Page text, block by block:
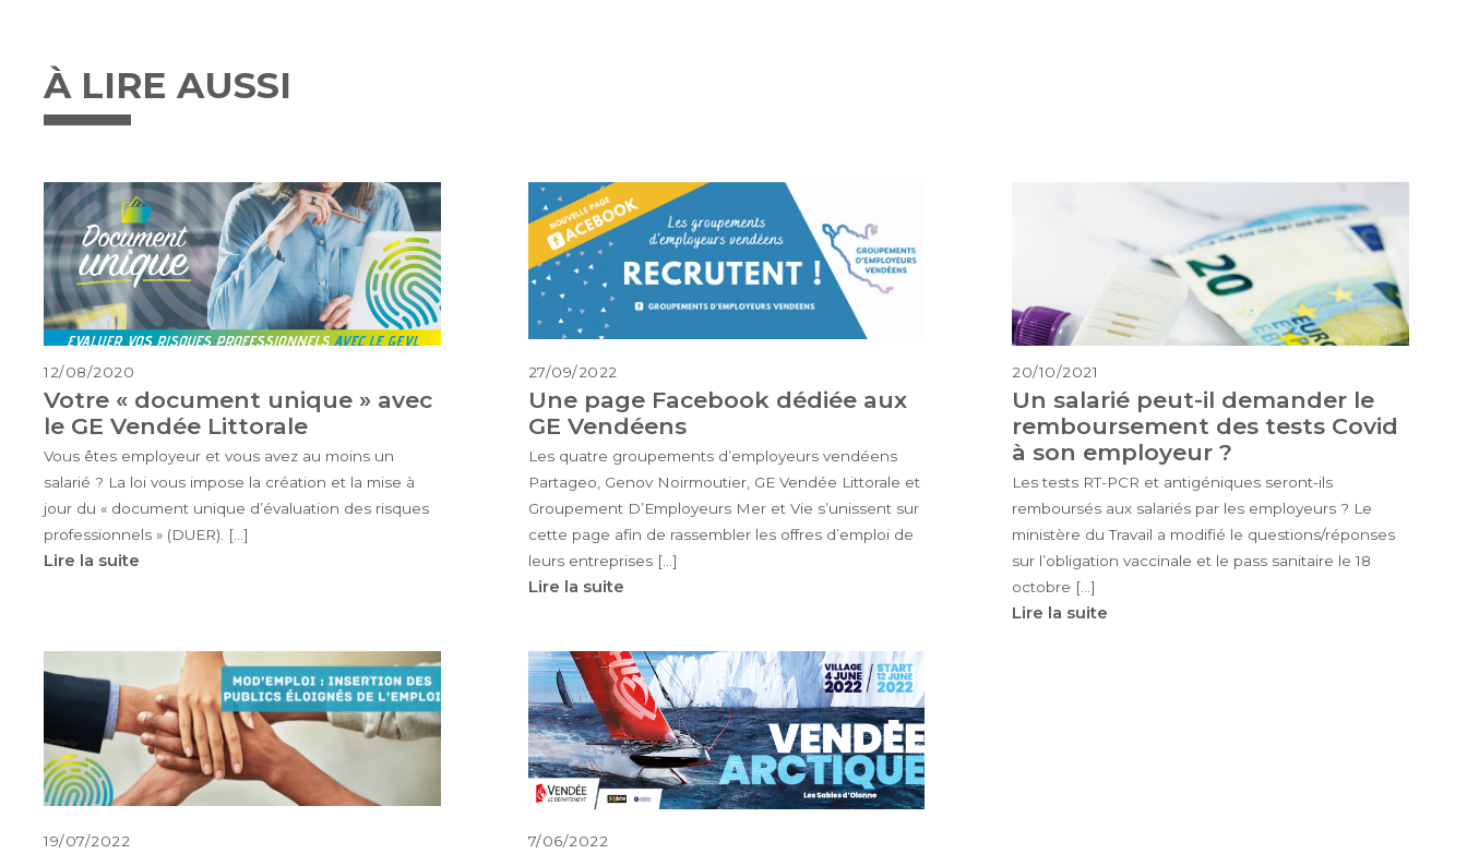
À LIRE AUSSI
12/08/2020
Votre « document unique » avec
le GE Vendée Littorale
Vous êtes employeur et vous avez au moins un
salarié ? La loi vous impose la création et la mise à
jour du « document unique d’évaluation des risques
professionnels » (DUER). […]
Lire la suite
27/09/2022
Une page Facebook dédiée aux
GE Vendéens
Les quatre groupements d’employeurs vendéens
Partageo, Genov Noirmoutier, GE Vendée Littorale et
Groupement D’Employeurs Mer et Vie s’unissent sur
cette page afin de rassembler les offres d’emploi de
leurs entreprises […]
Lire la suite
20/10/2021
Un salarié peut-il demander le
remboursement des tests Covid
à son employeur ?
Les tests RT-PCR et antigéniques seront-ils
remboursés aux salariés par les employeurs ? Le
ministère du Travail a modifié le questions/réponses
sur l’obligation vaccinale et le pass sanitaire le 18
octobre […]
Lire la suite
19/07/2022 7/06/2022